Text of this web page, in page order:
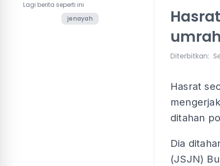
Lagi berita seperti ini
jenayah
Diterbitkan:
Hasrat
ditahan
Dia
(JSJN)